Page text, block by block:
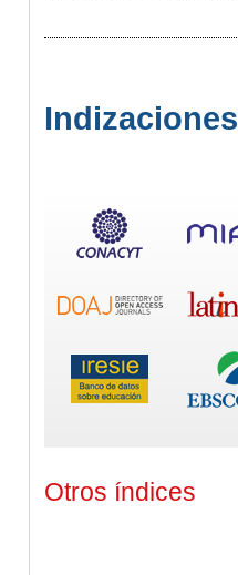
Indizaciones
Otros índices